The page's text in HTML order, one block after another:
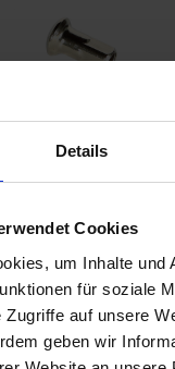
Details
Cookies
um Inhalte und
für soziale
Zugriffe auf unsere
geben wir
Lieferzeit ca. 2-4
In den